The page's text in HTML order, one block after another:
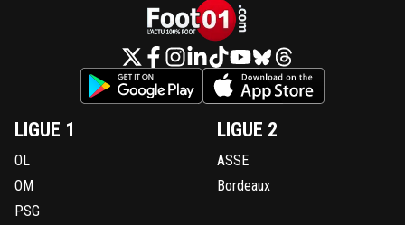
LIGUE 1
OL
OM
PSG
LIGUE 2
ASSE
Bordeaux